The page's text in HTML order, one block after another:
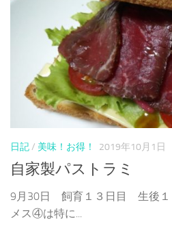
日記/ 美味！お得！ 2019年10月1日
自家製パストラミ
9月30日 飼育１３日目 生後１
メス④は特に...